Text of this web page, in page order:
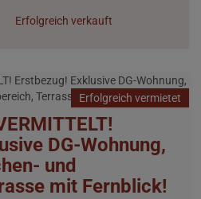
Erfolgreich verkauft
Erfolgreich vermietet
DG-Wohnung,
und
mit Fernblick!